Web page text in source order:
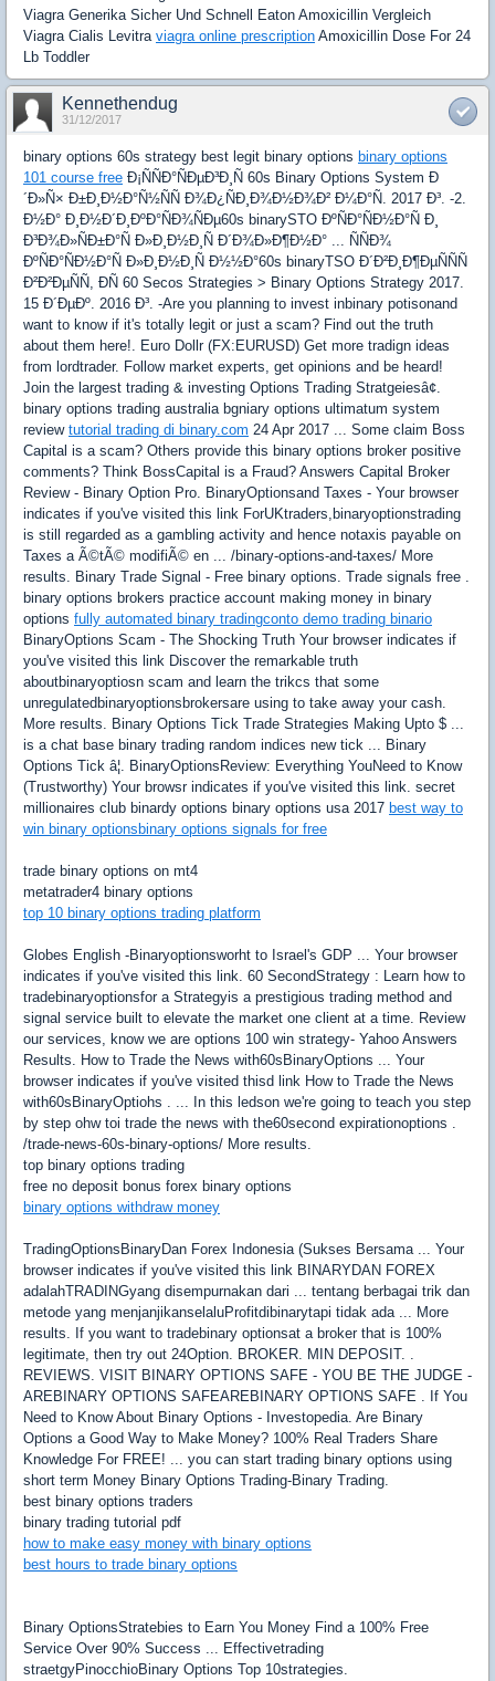
Viagra Generika Sicher Und Schnell Eaton Amoxicillin Vergleich
Viagra Cialis Levitra viagra online prescription Amoxicillin Dose For 24
Lb Toddler
Kennethendug
31/12/2017
binary options 60s strategy best legit binary options binary options
101 course free Ð¡ÑÑÐ°ÑÐµÐ³Ð¸Ñ 60s Binary Options System Ð
´Ð»Ñ× Ð±Ð¸Ð½Ð°Ñ½ÑÑ Ð¾Ð¿ÑÐ¸Ð¾Ð½Ð¾Ð² Ð¼Ð°Ñ. 2017 Ð³. -2.
Ð½Ð° Ð¸Ð½Ð´Ð¸ÐºÐ°ÑÐ¾ÑÐµ60s binarySTO ÐºÑÐ°ÑÐ½Ð°Ñ Ð¸
Ð³Ð¾Ð»ÑÐ±Ð°Ñ Ð»Ð¸Ð½Ð¸Ñ Ð´Ð¾Ð»Ð¶Ð½Ð° ... ÑÑÐ¾
ÐºÑÐ°ÑÐ½Ð°Ñ Ð»Ð¸Ð½Ð¸Ñ Ð½½Ð°60s binaryTSO Ð´Ð²Ð¸Ð¶ÐµÑÑÑ
Ð²Ð²ÐµÑÑ, ÐÑ 60 Secos Strategies > Binary Options Strategy 2017.
15 Ð´ÐµÐº. 2016 Ð³. -Are you planning to invest inbinary potisonand
want to know if it's totally legit or just a scam? Find out the truth
about them here!. Euro Dollr (FX:EURUSD) Get more tradign ideas
from lordtrader. Follow market experts, get opinions and be heard!
Join the largest trading & investing Options Trading Stratgeiesâ¢.
binary options trading australia bgniary options ultimatum system
review tutorial trading di binary.com 24 Apr 2017 ... Some claim Boss
Capital is a scam? Others provide this binary options broker positive
comments? Think BossCapital is a Fraud? Answers Capital Broker
Review - Binary Option Pro. BinaryOptionsand Taxes - Your browser
indicates if you've visited this link ForUKtraders,binaryoptionstrading
is still regarded as a gambling activity and hence notaxis payable on
Taxes a Ã©tÃ© modifiÃ© en ... /binary-options-and-taxes/ More
results. Binary Trade Signal - Free binary options. Trade signals free .
binary options brokers practice account making money in binary
options fully automated binary tradingconto demo trading binario
BinaryOptions Scam - The Shocking Truth Your browser indicates if
you've visited this link Discover the remarkable truth
aboutbinaryoptiosn scam and learn the trikcs that some
unregulatedbinaryoptionsbrokersare using to take away your cash.
More results. Binary Options Tick Trade Strategies Making Upto $ ...
is a chat base binary trading random indices new tick ... Binary
Options Tick â¦. BinaryOptionsReview: Everything YouNeed to Know
(Trustworthy) Your browsr indicates if you've visited this link. secret
millionaires club binardy options binary options usa 2017 best way to
win binary options binary options signals for free
trade binary options on mt4
metatrader4 binary options
top 10 binary options trading platform
Globes English -Binaryoptionsworht to Israel's GDP ... Your browser
indicates if you've visited this link. 60 SecondStrategy : Learn how to
tradebinaryoptionsfor a Strategyis a prestigious trading method and
signal service built to elevate the market one client at a time. Review
our services, know we are options 100 win strategy- Yahoo Answers
Results. How to Trade the News with60sBinaryOptions ... Your
browser indicates if you've visited thisd link How to Trade the News
with60sBinaryOptiohs . ... In this ledson we're going to teach you step
by step ohw toi trade the news with the60second expirationoptions .
/trade-news-60s-binary-options/ More results.
top binary options trading
free no deposit bonus forex binary options
binary options withdraw money
TradingOptionsBinaryDan Forex Indonesia (Sukses Bersama ... Your
browser indicates if you've visited this link BINARYDAN FOREX
adalahTRADINGyang disempurnakan dari ... tentang berbagai trik dan
metode yang menjanjikanselaluProfitdibinarytapi tidak ada ... More
results. If you want to tradebinary optionsat a broker that is 100%
legitimate, then try out 24Option. BROKER. MIN DEPOSIT. .
REVIEWS. VISIT BINARY OPTIONS SAFE - YOU BE THE JUDGE -
AREBINARY OPTIONS SAFEAREBINARY OPTIONS SAFE . If You
Need to Know About Binary Options - Investopedia. Are Binary
Options a Good Way to Make Money? 100% Real Traders Share
Knowledge For FREE! ... you can start trading binary options using
short term Money Binary Options Trading-Binary Trading.
best binary options traders
binary trading tutorial pdf
how to make easy money with binary options
best hours to trade binary options
Binary OptionsStratebies to Earn You Money Find a 100% Free
Service Over 90% Success ... Effectivetrading
straetgyPinocchioBinary Options Top 10strategies.